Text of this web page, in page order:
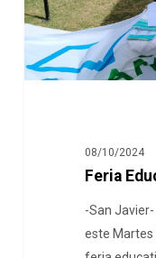
08/10/2024
Feria
-San
este Martes